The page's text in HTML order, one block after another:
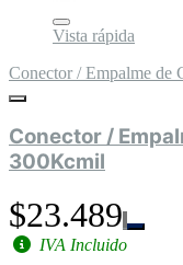
Vista rápida
Conector / Empalme de
Conector /
300Kcmil
$23.489
IVA Incluido